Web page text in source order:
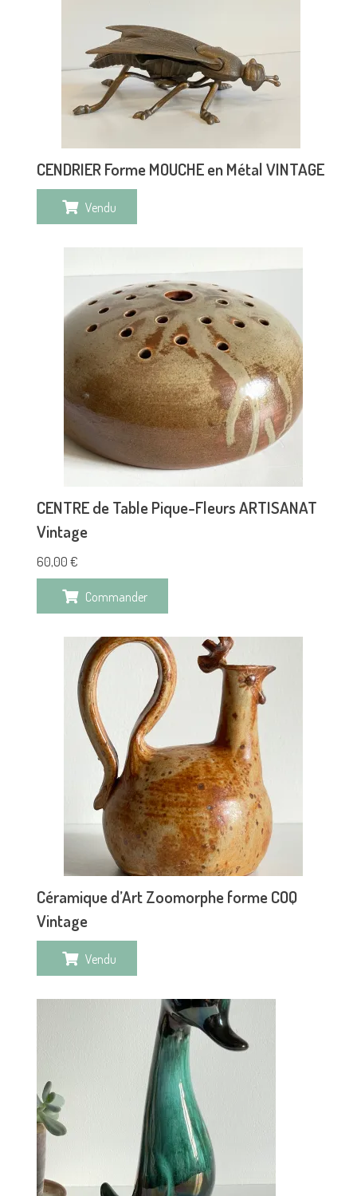
CENDRIER Forme MOUCHE en Métal VINTAGE
Vendu
CENTRE de Table Pique-Fleurs ARTISANAT
Vintage
60,00 €
Commander
Céramique d’Art Zoomorphe forme COQ
Vintage
Vendu